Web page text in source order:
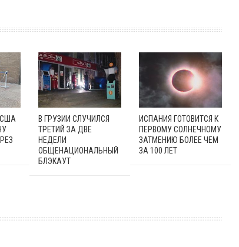
В ГРУЗИИ СЛУЧИЛСЯ
ТРЕТИЙ ЗА ДВЕ
НЕДЕЛИ
ОБЩЕНАЦИОНАЛЬНЫЙ
БЛЭКАУТ
ИСПАНИЯ ГОТОВИТСЯ К
ПЕРВОМУ СОЛНЕЧНОМУ
ЗАТМЕНИЮ БОЛЕЕ ЧЕМ
ЗА 100 ЛЕТ